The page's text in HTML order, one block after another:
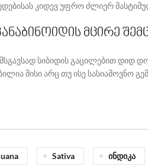
კიდევ უფრო ძლიერ
მცირე
სიბიდის გაცილებით დიდ
მისი არც თუ ისე სასიამოვნო
Sativa Ინდიკა